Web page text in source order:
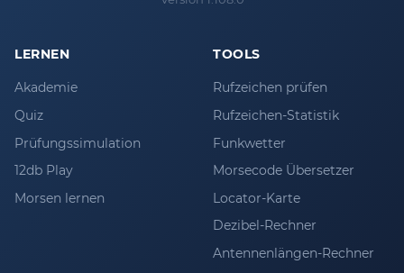
LERNEN
Akademie
Quiz
Prüfungssimulation
12db Play
Morsen lernen
TOOLS
Rufzeichen prüfen
Rufzeichen-Statistik
Funkwetter
Morsecode Übersetzer
Locator-Karte
Dezibel-Rechner
Antennenlängen-Rechner